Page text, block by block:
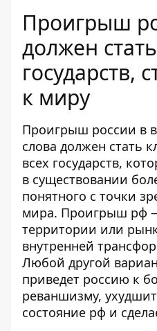
Проигрыш
должен
государств,
к миру
Проигрыш россии в
слова должен стать
всех государств,
в существовании
понятного с точки
мира. Проигрыш рф
территории или
внутренней
Любой другой
приведет россию к
реваншизму,
состояние рф и